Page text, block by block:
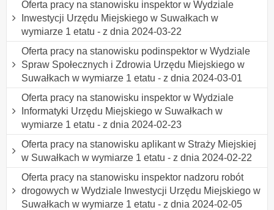
Oferta pracy na stanowisku inspektor w Wydziale
Inwestycji Urzędu Miejskiego w Suwałkach w
wymiarze 1 etatu - z dnia 2024-03-22
Oferta pracy na stanowisku podinspektor w Wydziale
Spraw Społecznych i Zdrowia Urzędu Miejskiego w
Suwałkach w wymiarze 1 etatu - z dnia 2024-03-01
Oferta pracy na stanowisku inspektor w Wydziale
Informatyki Urzędu Miejskiego w Suwałkach w
wymiarze 1 etatu - z dnia 2024-02-23
Oferta pracy na stanowisku aplikant w Straży Miejskiej
w Suwałkach w wymiarze 1 etatu - z dnia 2024-02-22
Oferta pracy na stanowisku inspektor nadzoru robót
drogowych w Wydziale Inwestycji Urzędu Miejskiego w
Suwałkach w wymiarze 1 etatu - z dnia 2024-02-05